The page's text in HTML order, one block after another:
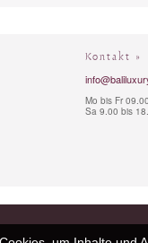
Kontakt »
Mo bis Fr
Sa 9.00 bis